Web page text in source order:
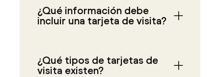
¿Qué información debe
incluir una tarjeta de visita?
¿Qué tipos de tarjetas de
visita existen?